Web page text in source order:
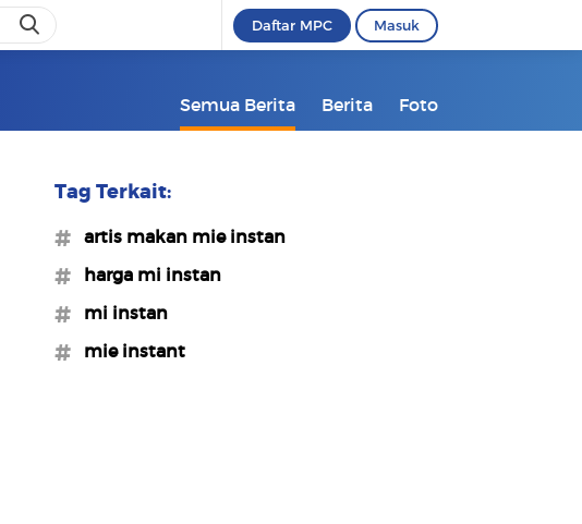
Daftar MPC Masuk
Semua Berita Berita Foto
Tag Terkait:
#artis makan mie instan
#harga mi instan
#mi instan
#mie instant